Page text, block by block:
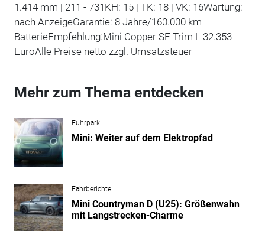
1.414 mm | 211 - 731KH: 15 | TK: 18 | VK: 16Wartung:
nach AnzeigeGarantie: 8 Jahre/160.000 km
BatterieEmpfehlung:Mini Copper SE Trim L 32.353
EuroAlle Preise netto zzgl. Umsatzsteuer
Mehr zum Thema entdecken
Fuhrpark
Mini: Weiter auf dem Elektropfad
Fahrberichte
Mini Countryman D (U25): Größenwahn
mit Langstrecken-Charme